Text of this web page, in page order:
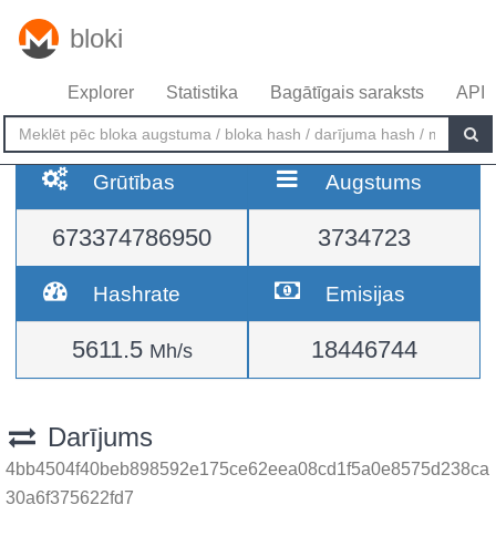
bloki
Explorer Statistika Bagātīgais saraksts API
Grūtības
673374786950
Augstums
3734723
Hashrate
5611.5 Mh/s
Emisijas
18446744
Darījums
4bb4504f40beb898592e175ce62eea08cd1f5a0e8575d238ca
30a6f375622fd7